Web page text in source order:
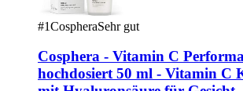
#1CospheraSehr gut
Cosphera - Vitamin C
hochdosiert 50 ml - Vitamin C